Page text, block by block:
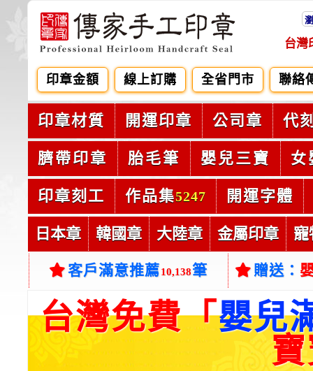
台灣
印章金額 線上訂購 全省門市 聯絡
印章材質 開運印章 公司章 代
臍帶印章 胎毛筆 嬰兒三寶 女
印章刻工 作品集5247 開運字體
日本章 韓國章 大陸章 金屬印章 寵
客戶滿意推薦10,138筆 贈送：
台灣免費「嬰兒